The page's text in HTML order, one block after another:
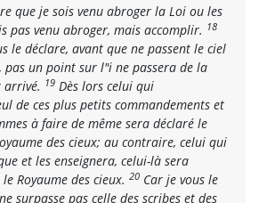
que je sois venu abroger la Loi ou les
pas venu abroger, mais accomplir. 18
le déclare, avant que ne passent le ciel
un point sur l"i ne passera de la
arrivé. 19 Dès lors celui qui
de ces plus petits commandements et
à faire de même sera déclaré le
des cieux; au contraire, celui qui
et les enseignera, celui-là sera
Royaume des cieux. 20 Car je vous le
surpasse pas celle des scribes et des